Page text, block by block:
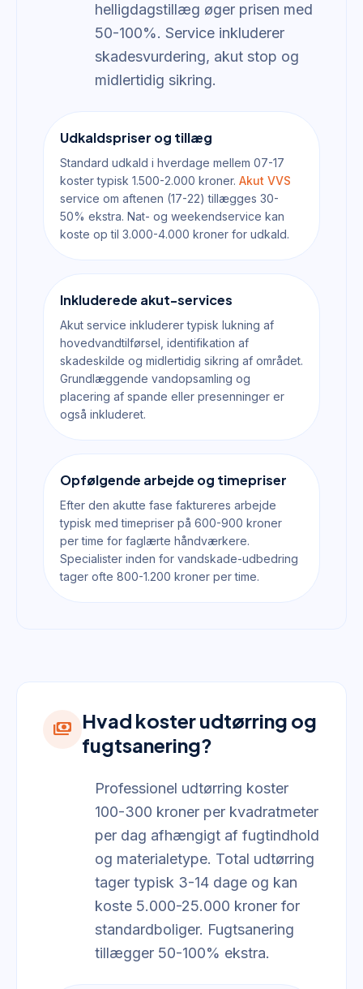
helligdagstillæg øger prisen med
50-100%. Service inkluderer
skadesvurdering, akut stop og
midlertidig sikring.
Udkaldspriser og tillæg
Standard udkald i hverdage mellem 07-17
koster typisk 1.500-2.000 kroner. Akut VVS
service om aftenen (17-22) tillægges 30-
50% ekstra. Nat- og weekendservice kan
koste op til 3.000-4.000 kroner for udkald.
Inkluderede akut-services
Akut service inkluderer typisk lukning af
hovedvandtilførsel, identifikation af
skadeskilde og midlertidig sikring af området.
Grundlæggende vandopsamling og
placering af spande eller presenninger er
også inkluderet.
Opfølgende arbejde og timepriser
Efter den akutte fase faktureres arbejde
typisk med timepriser på 600-900 kroner
per time for faglærte håndværkere.
Specialister inden for vandskade-udbedring
tager ofte 800-1.200 kroner per time.
payments Hvad koster udtørring og
fugtsanering?
Professionel udtørring koster
100-300 kroner per kvadratmeter
per dag afhængigt af fugtindhold
og materialetype. Total udtørring
tager typisk 3-14 dage og kan
koste 5.000-25.000 kroner for
standardboliger. Fugtsanering
tillægger 50-100% ekstra.